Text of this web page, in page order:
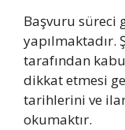
Başvuru süreci
yapılmaktadır.
tarafından
dikkat etmesi
tarihlerini ve
okumaktır.